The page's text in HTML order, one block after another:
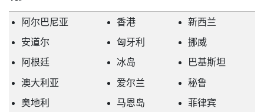
阿尔巴尼亚
安道尔
阿根廷
澳大利亚
奥地利
香港
匈牙利
冰岛
爱尔兰
马恩岛
新西兰
挪威
巴基斯坦
秘鲁
菲律宾